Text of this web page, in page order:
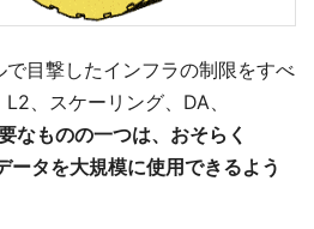
目撃したインフラの制限をすべ
、スケーリング、DA、
なものの一つは、おそらく
タを大規模に使用できるよう